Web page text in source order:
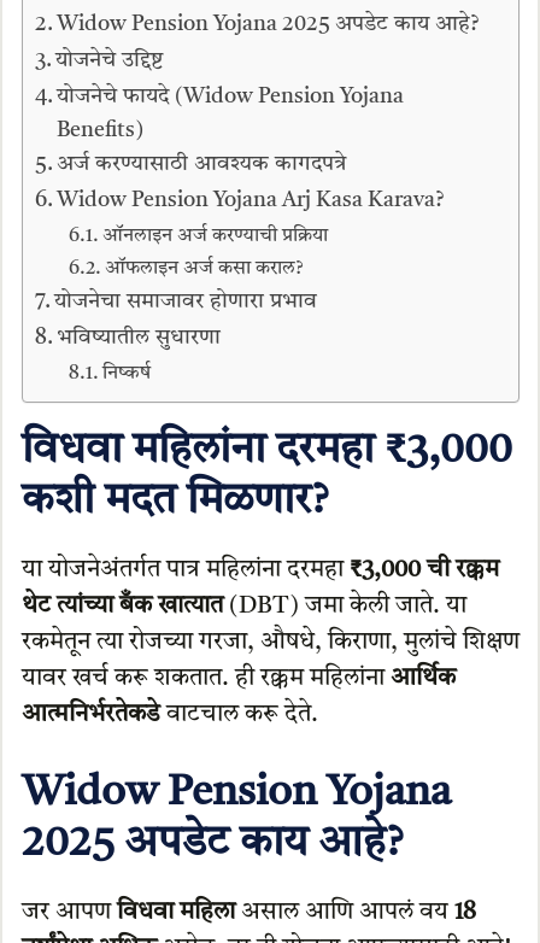
Widow Pension Yojana 2025 अपडेट काय आहे?
योजनेचे उद्दिष्ट
योजनेचे फायदे (Widow Pension Yojana
Benefits)
अर्ज करण्यासाठी आवश्यक कागदपत्रे
Widow Pension Yojana Arj Kasa Karava?
ऑनलाइन अर्ज करण्याची प्रक्रिया
ऑफलाइन अर्ज कसा कराल?
योजनेचा समाजावर होणारा प्रभाव
भविष्यातील सुधारणा
निष्कर्ष
विधवा महिलांना दरमहा ₹3,000
कशी मदत मिळणार?
या योजनेअंतर्गत पात्र महिलांना दरमहा ₹3,000 ची रक्कम
थेट त्यांच्या बँक खात्यात(DBT) जमा केली जाते. या
रकमेतून त्या रोजच्या गरजा, औषधे, किराणा, मुलांचे शिक्षण
यावर खर्च करू शकतात. ही रक्कम महिलांना आर्थिक
आत्मनिर्भरतेकडेवाटचाल करू देते.
Widow Pension Yojana
2025 अपडेट काय आहे?
जर आपणविधवा महिलाअसाल आणि आपलं वय 18